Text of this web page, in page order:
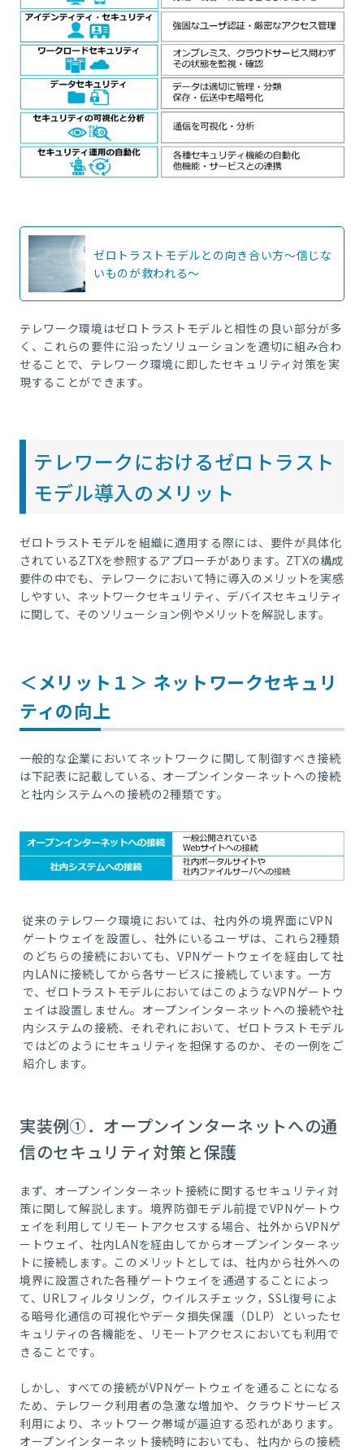
ゼロトラストモデルとの向き合い方～信じな
いものが救われる～
テレワーク環境はゼロトラストモデルと相性の良い部分が多
く、これらの要件に沿ったソリューションを適切に組み合わ
せることで、テレワーク環境に即したセキュリティ対策を実
現することができます。
テレワークにおけるゼロトラスト
モデル導入のメリット
ゼロトラストモデルを組織に適用する際には、要件が具体化
されているZTXを参照するアプローチがあります。 ZTXの構成
要件の中でも、テレワークにおいて特に導入のメリットを実感
しやすい、ネットワークセキュリティ、デバイスセキュリティ
に関して、そのソリューション例やメリットを解説します。
＜メリット１＞ ネットワークセキュリ
ティの向上
一般的な企業においてネットワークに関して制御すべき接続
は下記表に記載している、オープンインターネットへの接続
と社内システムへの接続の2種類です。
従来のテレワーク環境においては、社内外の境界面にVPN
ゲートウェイを設置し、社外にいるユーザは、これら 2種類
のどちらの接続においても、VPNゲートウェイを経由して社
内LAN に接続してから各サービスに接続しています。一方
で、ゼロトラストモデルにおいてはこのようなVPNゲートウ
ェイは設置しません。オープンインターネットへの接続や社
内システムの接続、それぞれにおいて、ゼロトラストモデル
ではどのようにセキュリティを担保するのか、その一例をご
紹介します。
実装例①．オープンインターネットへの通
信のセキュリティ対策と保護
まず、オープンインターネット接続に関するセキュリティ対
策に関して解説します。境界防御モデル前提でVPNゲートウ
ェイを利用してリモートアクセスする場合、社外からVPNゲ
ートウェイ、社内LANを経由してからオープンインターネッ
トに接続します。このメリットとしては、社内から社外への
境界に設置された各種ゲートウェイを通過することによっ
て、 URLフィルタリング，ウイルスチェック，SSL復号によ
る暗号化通信の可視化やデータ損失保護（DLP）といったセ
キュリティの各機能を、リモートアクセスにおいても利用で
きることです。
しかし、すべての接続がVPNゲートウェイを通ることになる
ため、テレワーク利用者の急激な増加や、クラウドサービス
利用により、ネットワーク帯域が逼迫する恐れがあります。
オープンインターネット接続時においても、社内からの接続